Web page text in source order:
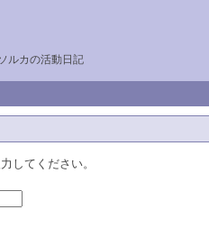
ルカの活動日記
してください。